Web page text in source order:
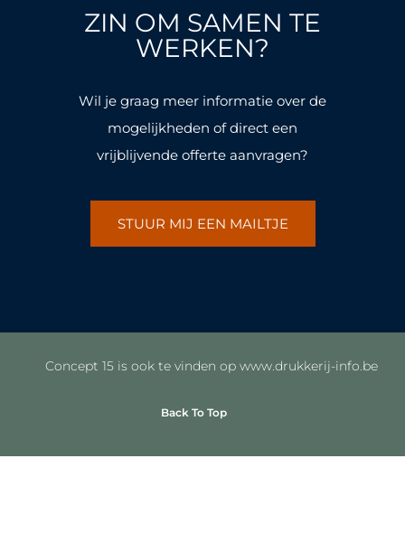
o
r
a
m
o
k
ZIN OM SAMEN TE
WERKEN?
Wil je graag meer informatie over de
mogelijkheden of direct een
vrijblijvende offerte aanvragen?
STUUR MIJ EEN MAILTJE
Concept 15 is ook te vinden op www.drukkerij-info.be
Back To Top